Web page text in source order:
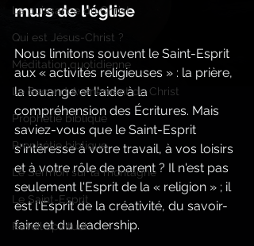
La puissance du Christ,
Qui est Jésus-Christ ?
Méditation quotidienne
Le Second Avènement du Christ
Prophétie biblique
Prophétie biblique
Le Sermon sur la montagne
Le Saint-Esprit
Réveil spirituel
murs de l'église
Nous limitons souvent le Saint-Esprit
aux « activités religieuses » : la prière,
la louange et l'aide à la
compréhension des Écritures. Mais
saviez-vous que le Saint-Esprit
s'intéresse à votre travail, à vos loisirs
et à votre rôle de parent ? Il n'est pas
seulement l'Esprit de la « religion » ; il
est l'Esprit de la créativité, du savoir-
faire et du leadership.